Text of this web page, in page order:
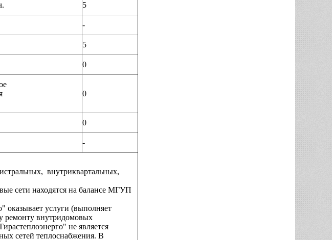
5
-
5
0
0
0
-
внутриквартальных,
сети находятся на балансе МГУП
услуги (выполняет
ремонту внутридомовых
не является
сетей теплоснабжения. В